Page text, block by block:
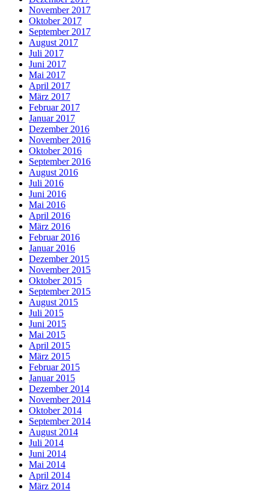
November 2017
Oktober 2017
September 2017
August 2017
Juli 2017
Juni 2017
Mai 2017
April 2017
März 2017
Februar 2017
Januar 2017
Dezember 2016
November 2016
Oktober 2016
September 2016
August 2016
Juli 2016
Juni 2016
Mai 2016
April 2016
März 2016
Februar 2016
Januar 2016
Dezember 2015
November 2015
Oktober 2015
September 2015
August 2015
Juli 2015
Juni 2015
Mai 2015
April 2015
März 2015
Februar 2015
Januar 2015
Dezember 2014
November 2014
Oktober 2014
September 2014
August 2014
Juli 2014
Juni 2014
Mai 2014
April 2014
März 2014